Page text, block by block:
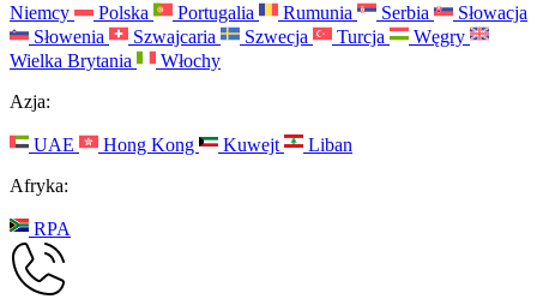
Niemcy
Polska Portugalia Rumunia Serbia
Słowacja
Słowenia
Szwajcaria Szwecja Turcja
Węgry
Wielka Brytania
Włochy
Azja:
UAE Hong Kong Kuwejt
Liban
Afryka:
RPA